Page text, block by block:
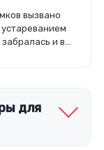
вызвано
и в
для